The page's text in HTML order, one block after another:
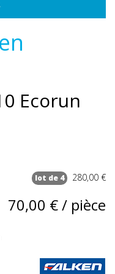
Ecorun
lot de 4 280,00 €
70,00 € / pièce